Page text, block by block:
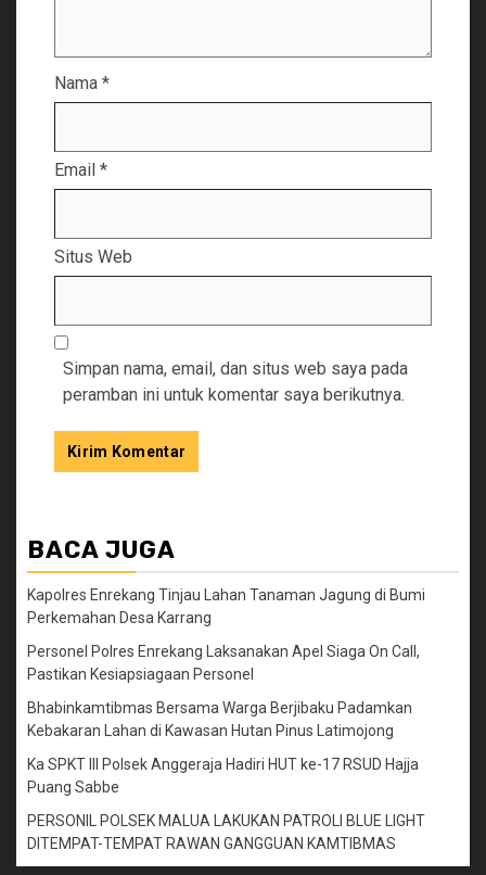
Nama *
Email *
Situs Web
Simpan nama, email, dan situs web saya pada
peramban ini untuk komentar saya berikutnya.
BACA JUGA
Kapolres Enrekang Tinjau Lahan Tanaman Jagung di Bumi
Perkemahan Desa Karrang
Personel Polres Enrekang Laksanakan Apel Siaga On Call,
Pastikan Kesiapsiagaan Personel
Bhabinkamtibmas Bersama Warga Berjibaku Padamkan
Kebakaran Lahan di Kawasan Hutan Pinus Latimojong
Ka SPKT III Polsek Anggeraja Hadiri HUT ke-17 RSUD Hajja
Puang Sabbe
PERSONIL POLSEK MALUA LAKUKAN PATROLI BLUE LIGHT
DITEMPAT-TEMPAT RAWAN GANGGUAN KAMTIBMAS